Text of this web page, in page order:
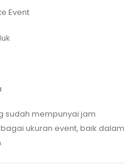
Event
sudah mempunyai jam
ukuran event, baik dalam